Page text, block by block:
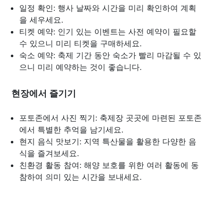
일정 확인: 행사 날짜와 시간을 미리 확인하여 계획
을 세우세요.
티켓 예약: 인기 있는 이벤트는 사전 예약이 필요할
수 있으니 미리 티켓을 구매하세요.
숙소 예약: 축제 기간 동안 숙소가 빨리 마감될 수 있
으니 미리 예약하는 것이 좋습니다.
현장에서 즐기기
포토존에서 사진 찍기: 축제장 곳곳에 마련된 포토존
에서 특별한 추억을 남기세요.
현지 음식 맛보기: 지역 특산물을 활용한 다양한 음
식을 즐겨보세요.
친환경 활동 참여: 해양 보호를 위한 여러 활동에 동
참하여 의미 있는 시간을 보내세요.